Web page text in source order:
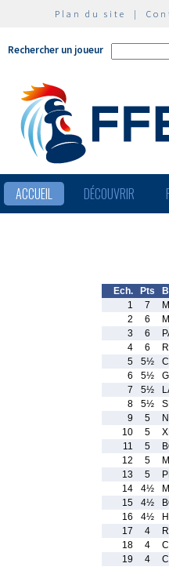
Plan du site |
Rechercher un joueur
ACCUEIL DÉCOUVRIR
Ech. Pts
1
7
2
6
3
6
4
6
5
5½
6
5½
7
5½
8
5½
9
5
10
5
11
5
12
5
13
5
14
4½
15
4½
16
4½
17
4
18
4
19
4